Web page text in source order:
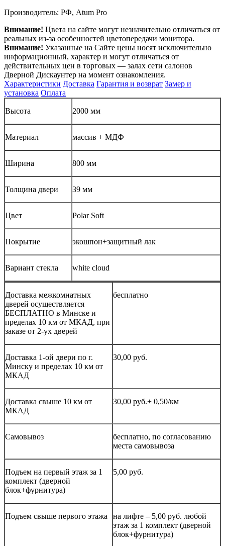
Производитель: РФ, Atum Pro
Внимание! Цвета на сайте могут незначительно отличаться от
реальных из-за особенностей цветопередачи монитора.
Внимание! Указанные на Сайте цены носят исключительно
информационный, характер и могут отличаться от
действительных цен в торговых — залах сети салонов
Дверной Дискаунтер на момент ознакомления.
Характеристики Доставка Гарантия и возврат Замер и
установка Оплата
Высота 2000 мм
Материал массив + МДФ
Ширина 800 мм
Толщина двери 39 мм
Цвет Polar Soft
Покрытие экошпон+защитный лак
Вариант стекла white cloud
Доставка межкомнатных
дверей осуществляется
БЕСПЛАТНО в Минске и
пределах 10 км от МКАД, при
заказе от 2-ух дверей
бесплатно
Доставка 1-ой двери по г.
Минску и пределах 10 км от
МКАД
30,00 руб.
Доставка свыше 10 км от
МКАД
30,00 руб.+ 0,50/км
Самовывоз
бесплатно, по согласованию
места самовывоза
Подъем на первый этаж за 1
комплект (дверной
блок+фурнитура)
5,00 руб.
Подъем свыше первого этажа
на лифте – 5,00 руб. любой
этаж за 1 комплект (дверной
блок+фурнитура)